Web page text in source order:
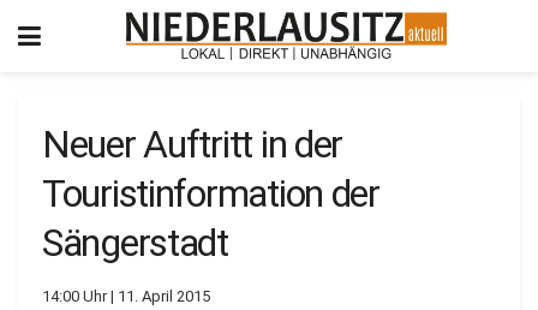
Neuer Auftritt in der
Touristinformation der
Sängerstadt
14:00 Uhr | 11. April 2015